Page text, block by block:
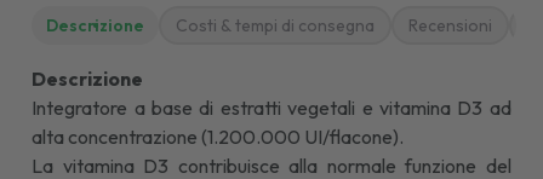
Descrizione Costi & tempi di consegna Recensioni
Descrizione
Integratore a base di estratti vegetali e vitamina D3 ad
alta concentrazione (1.200.000 UI/flacone).
La vitamina D3 contribuisce alla normale funzione del